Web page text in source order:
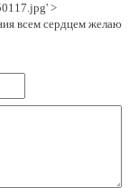
>
всем сердцем желаю